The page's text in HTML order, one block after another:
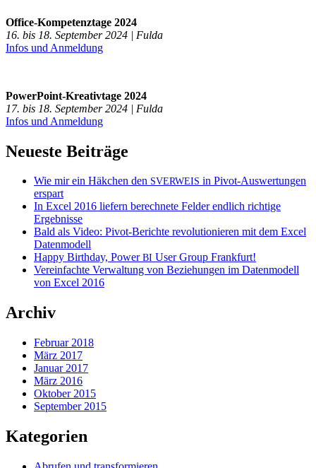
Office-Kompetenztage 2024
16. bis 18. September 2024 | Fulda
Infos und Anmeldung
PowerPoint-Kreativtage 2024
17. bis 18. September 2024 | Fulda
Infos und Anmeldung
Neueste Beiträge
Wie mir ein Häkchen den SVERWEIS in Pivot-Auswertungen
erspart
In Excel 2016 liefern berechnete Felder endlich richtige
Ergebnisse
Bald als Video: Pivot-Berichte revolutionieren mit dem Excel
Datenmodell
Happy Birthday, PowerBI User Group Frankfurt!
Vereinfachte Verwaltung von Beziehungen im Datenmodell
von Excel 2016
Archiv
Februar 2018
März 2017
Januar 2017
März 2016
Oktober 2015
September 2015
Kategorien